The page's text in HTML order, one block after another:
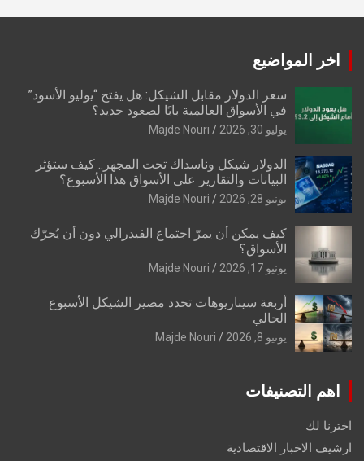
اخر المواضيع
سعر الدولار مقابل الشيكل: هل يفتح “يوليو الأسود”
في الأسواق العالمية بابًا لصعود جديد؟
يوليو 30, 2026 Majde Nouri
الدولار شيكل وناسداك تحت المجهر.. كيف ستؤثر
البيانات والتقارير على الأسواق هذا الأسبوع؟
يونيو 28, 2026 Majde Nouri
كيف يمكن أن يمرّ اجتماع الفيدرالي دون أن يُحرّك
الأسواق؟
يونيو 17, 2026 Majde Nouri
أربعة سيناريوهات تحدد مصير الشيكل الأسبوع
الحالي
يونيو 8, 2026 Majde Nouri
اهم التصنيفات
اخترنا لك
ارشيف الاخبار الاقتصادية